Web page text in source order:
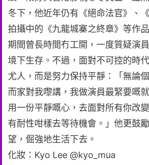
冬下，他近年仍有《絕命法官》、
拍攝中的《九龍城寨之終章》等作
期間曾長時間冇工開，一度質疑演
境下生存。不過，面對不可控的時
尤人，而是努力保持平靜：「無論
而家對我嚟講，我做演員最緊要嘅
用一份平靜嘅心，去面對所有你改
有耐性咁樣去等待機會。」他更鼓
望，倔強地生活下去。
化妝：Kyo Lee @kyo_mua